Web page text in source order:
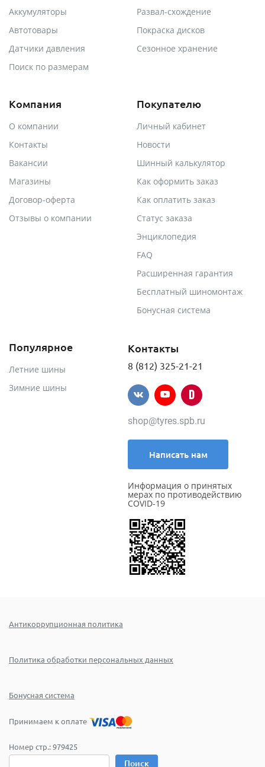
Аккумуляторы
Автотовары
Датчики давления
Поиск по размерам
Развал-схождение
Покраска дисков
Сезонное хранение
Компания
О компании
Контакты
Вакансии
Магазины
Договор-оферта
Отзывы о компании
Покупателю
Личный кабинет
Новости
Шинный калькулятор
Как оформить заказ
Как оплатить заказ
Статус заказа
Энциклопедия
FAQ
Расширенная гарантия
Бесплатный шиномонтаж
Бонусная система
Популярное
Летние шины
Зимние шины
Контакты
8 (812) 325-21-21
shop@tyres.spb.ru
Написать нам
Информация о принятых
мерах по противодействию
COVID-19
Антикоррупционная политика
Политика обработки персональных данных
Бонусная система
Принимаем к оплате
Номер стр.:979425
Поиск